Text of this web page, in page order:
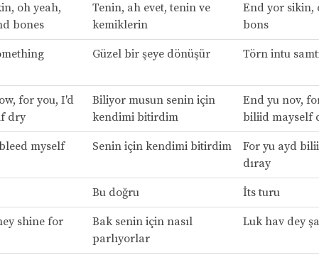
oh yeah,
bones
Tenin, ah evet, tenin ve
kemiklerin
End yor sikin,
bons
Güzel bir şeye dönüşür Törn intu
for you, I'd
dry
Biliyor musun senin için
kendimi bitirdim
End yu nov,
biliid mayself
myself
Senin için kendimi bitirdim
For yu ayd
dıray
Bu doğru İts turu
shine for
Bak senin için nasıl
parlıyorlar
Luk hav dey